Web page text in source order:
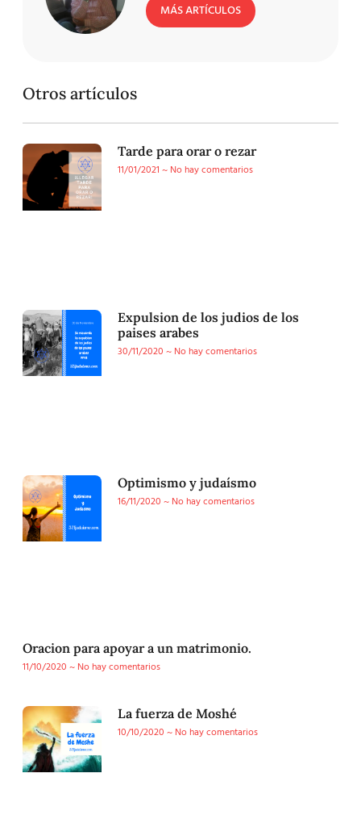
MÁS ARTÍCULOS
Otros artículos
Tarde para orar o rezar
11/01/2021
No hay comentarios
Expulsion de los judios de los
paises arabes
30/11/2020
No hay comentarios
Optimismo y judaísmo
16/11/2020
No hay comentarios
Oracion para apoyar a un matrimonio.
11/10/2020
No hay comentarios
La fuerza de Moshé
10/10/2020
No hay comentarios